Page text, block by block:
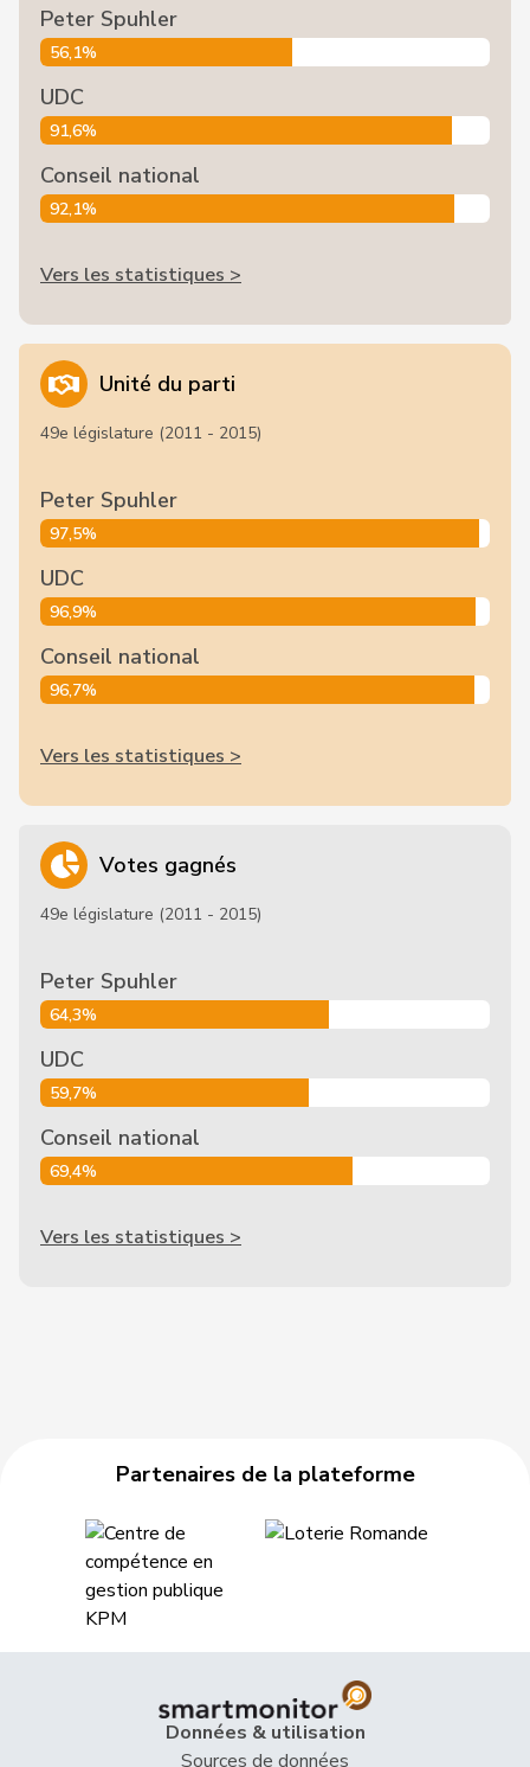
Peter Spuhler
56,1%
UDC
91,6%
Conseil national
92,1%
Vers les statistiques >
Unité du parti
49e législature (2011 - 2015)
Peter Spuhler
97,5%
UDC
96,9%
Conseil national
96,7%
Vers les statistiques >
Votes gagnés
49e législature (2011 - 2015)
Peter Spuhler
64,3%
UDC
59,7%
Conseil national
69,4%
Vers les statistiques >
Partenaires de la plateforme
Données & utilisation
Sources de données